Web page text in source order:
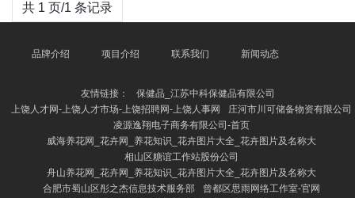
共 1 页/1 条记录
品牌介绍 项目介绍 联系我们 新闻动态
友情链接：
保健品_江苏中科保健品有限公司
上饶人才网-上饶人才市场-上饶招聘网-上饶人事网
庄河市川可储备物资有限公司
凌源逸翔电子商务有限公司-首页
威海养花网_花卉网_养花知识_花卉图片大全_花卉图片及名称大
相山区糖谊工作站股份公司
舟山养花网_花卉网_养花知识_花卉图片大全_花卉图片及名称大
合肥市蜀山区彤之杰信息技术服务部
曾都区思雨网络工作室-官网